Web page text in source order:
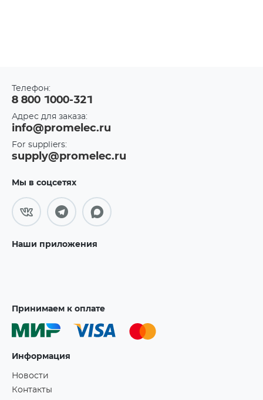
Телефон:
8 800 1000-321
Адрес для заказа:
info@promelec.ru
For suppliers:
supply@promelec.ru
Мы в соцсетях
Наши приложения
Принимаем к оплате
Информация
Новости
Контакты